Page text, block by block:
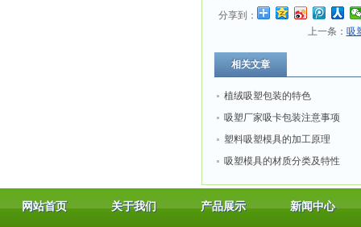
分享到：
上一条： 吸
相关文章
植绒吸塑包装的特色
吸塑厂家吸卡包装注意事项
塑料吸塑模具的加工原理
吸塑模具的材质分类及特性
网站首页 关于我们 产品展示 新闻中心